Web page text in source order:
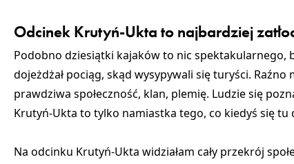
Odcinek Krutyń-Ukta to najbardziej
Podobno dziesiątki kajaków to nic spektakularnego,
dojeżdżał pociąg, skąd wysypywali się turyści.
prawdziwa społeczność, klan, plemię. Ludzie się
Krutyń-Ukta to tylko namiastka tego, co kiedyś się
Na odcinku Krutyń-Ukta widziałam cały przekrój